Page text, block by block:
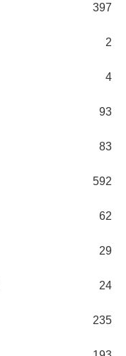
397
2
4
93
83
592
62
29
24
235